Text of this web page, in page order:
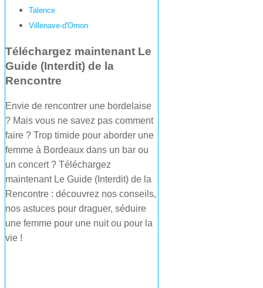
Talence
Villenave-d'Ornon
Téléchargez maintenant Le
Guide (Interdit) de la
Rencontre
Envie de rencontrer une bordelaise
? Mais vous ne savez pas comment
faire ? Trop timide pour aborder une
femme à Bordeaux dans un bar ou
un concert ? Téléchargez
maintenant Le Guide (Interdit) de la
Rencontre : découvrez nos conseils,
nos astuces pour draguer, séduire
une femme pour une nuit ou pour la
vie !